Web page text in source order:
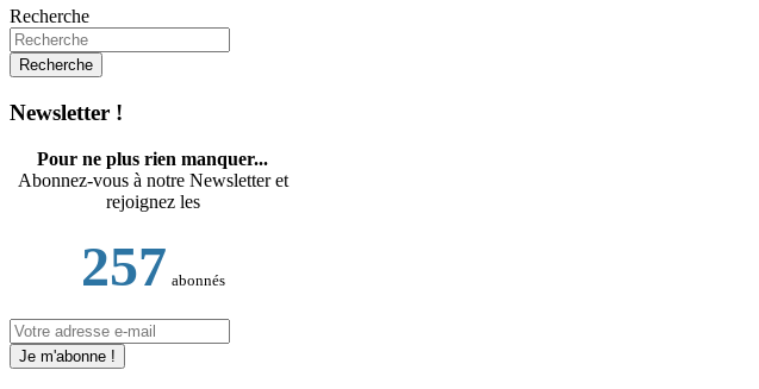
Recherche
Newsletter !
Pour ne plus rien manquer...
Abonnez-vous à notre Newsletter et
rejoignez les
257 abonnés